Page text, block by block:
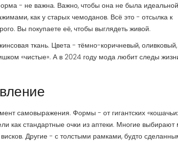
- не важна. Важно, чтобы она не была
как у старых чемоданов. Всё это - отсылка к
Вы покупаете её, чтобы выглядеть живой.
ткань. Цвета - тёмно-коричневый, оливковый,
«чистые». А в 2024 году мода любит следы
самовыражения. Формы - от гигантских
как стандартные очки из аптеки. Многие выбирают
Другие - с толстыми рамками, будто